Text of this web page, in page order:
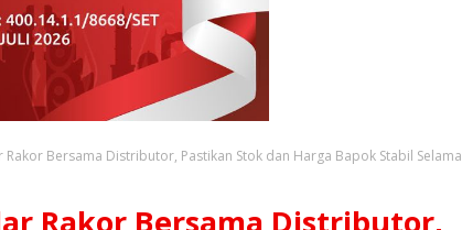
Rakor Bersama Distributor, Pastikan Stok dan Harga Bapok Stabil Selama
Rakor Bersama Distributor,